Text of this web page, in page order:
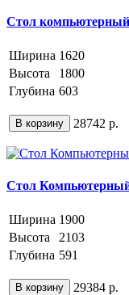
Стол
Ширина 1620
Высота
1800
Глубина 603
В корзину 28742 р.
Стол
Ширина 1900
Высота
2103
Глубина 591
В корзину 29384 р.